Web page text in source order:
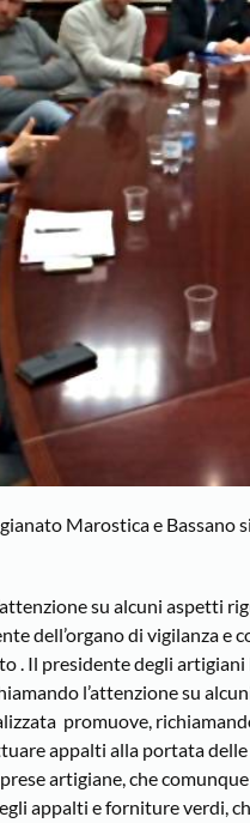
Marostica e Bassano
su alcuni aspetti
dell’organo di vigilanza
Il presidente degli artigiani
l’attenzione su
promuove,
appalti alla portata
artigiane, che
appalti e forniture verdi,